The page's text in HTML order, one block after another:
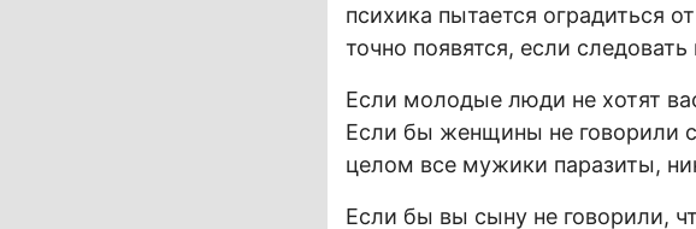
психика пытается оградиться
точно появятся, если
Если молодые люди не хотят
Если бы женщины не говорили
целом все мужики паразиты,
Если бы вы сыну не говорили,